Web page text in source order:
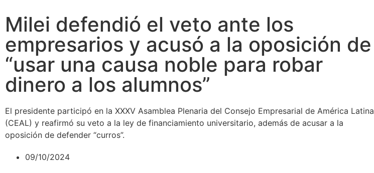
Milei defendió el veto ante los
empresarios y acusó a la oposición de
“usar una causa noble para robar
dinero a los alumnos”
El presidente participó en la XXXV Asamblea Plenaria del Consejo Empresarial de América Latina
(CEAL) y reafirmó su veto a la ley de financiamiento universitario, además de acusar a la
oposición de defender “curros”.
09/10/2024